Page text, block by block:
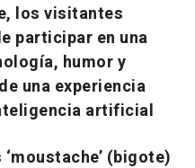
los visitantes
participar en una
humor y
una experiencia
artificial
moustache’ (bigote)